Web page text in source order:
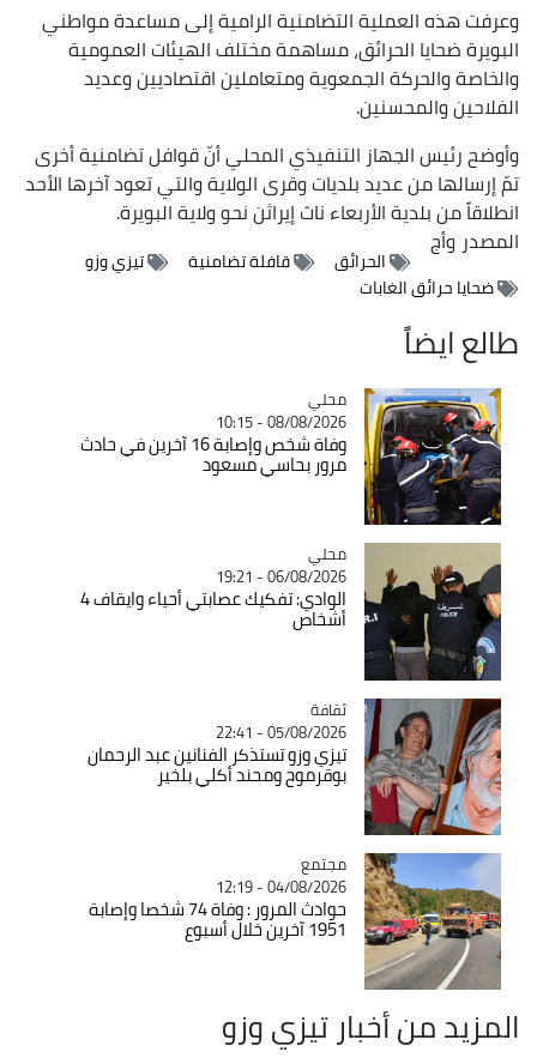
وعرفت هذه العملية التضامنية الرامية إلى مساعدة مواطني
البويرة ضحايا الحرائق، مساهمة مختلف الهيئات العمومية
والخاصة والحركة الجمعوية ومتعاملين اقتصاديين وعديد
الفلاحين والمحسنين.
وأوضح رئيس الجهاز التنفيذي المحلي أنّ قوافل تضامنية أخرى
تمّ إرسالها من عديد بلديات وقرى الولاية والتي تعود آخرها الأحد
انطلاقاً من بلدية الأربعاء ناث إيراثن نحو ولاية البويرة.
المصدروأج
الحرائق قافلة تضامنية
تيزي وزو
ضحايا حرائق الغابات
طالع ايضاً
Catégorie
محلي
08/08/2026 - 10:15
وفاة شخص وإصابة 16 آخرين في حادث
مرور بحاسي مسعود
Catégorie
محلي
06/08/2026 - 19:21
الوادي: تفكيك عصابتي أحياء وايقاف 4
أشخاص
Catégorie
ثقافة
05/08/2026 - 22:41
تيزي وزو تستذكر الفنانين عبد الرحمان
بوقرموح ومحند أكلي بلخير
Catégorie
مجتمع
04/08/2026 - 12:19
حوادث المرور : وفاة 74 شخصا وإصابة
1951 آخرين خلال أسبوع
المزيد من أخبار تيزي وزو